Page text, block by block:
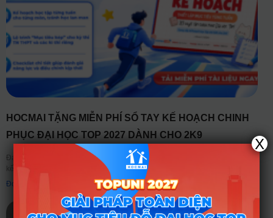
HOCMAI TẶNG MIỄN PHÍ SỔ TAY KẾ HOẠCH CHINH
PHỤC ĐẠI HỌC TOP 2027 DÀNH CHO 2K9
Đại học Top 2027 không bắt đầu từ việc học thật nhiều, mà bắt đầu từ một
kế hoạch đúng. Bước vào giai đoạn chuẩn bị cho năm học lớp
Đọc thêm ➤
X